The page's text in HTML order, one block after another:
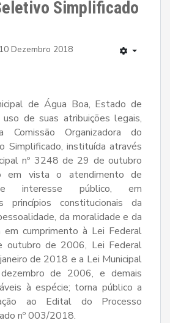
Simplificado
10 Dezembro 2018
de Água Boa, Estado de
de suas atribuições legais,
Organizadora do
Simplificado, instituída através
nº 3248 de 29 de outubro
em vista o atendimento de
interesse público, em
princípios constitucionais da
da moralidade e da
em cumprimento à Lei Federal
de 2006, Lei Federal
de 2018 e a Lei Municipal
de 2006, e demais
à espécie; torna público a
ao Edital do Processo
nº 003/2018.